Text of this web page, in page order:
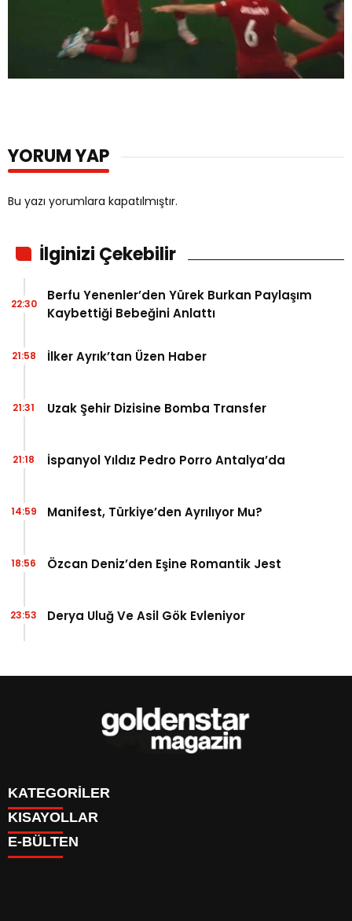
YORUM YAP
Bu yazı yorumlara kapatılmıştır.
İlginizi Çekebilir
Berfu Yenenler’den Yürek Burkan Paylaşım
Kaybettiği Bebeğini Anlattı
22:30
İlker Ayrık’tan Üzen Haber
21:58
Uzak Şehir Dizisine Bomba Transfer
21:31
İspanyol Yıldız Pedro Porro Antalya’da
21:18
Manifest, Türkiye’den Ayrılıyor Mu?
14:59
Özcan Deniz’den Eşine Romantik Jest
18:56
Derya Uluğ Ve Asil Gök Evleniyor
23:53
KATEGORİLER
MAGAZİN
MÜZİK
KISAYOLLAR
BİZE HABER GÖNDERİN
E-BÜLTEN